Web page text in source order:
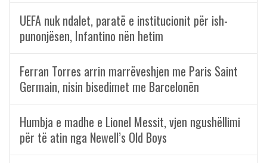
UEFA nuk ndalet, paratë e institucionit për ish-
punonjësen, Infantino nën hetim
Ferran Torres arrin marrëveshjen me Paris Saint
Germain, nisin bisedimet me Barcelonën
Humbja e madhe e Lionel Messit, vjen ngushëllimi
për të atin nga Newell’s Old Boys